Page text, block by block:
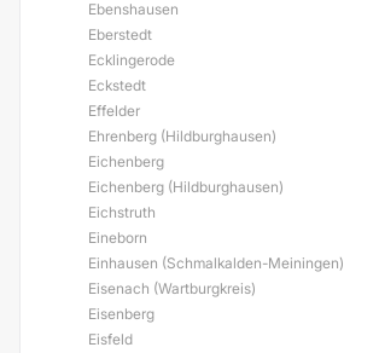
Ebenshausen
Eberstedt
Ecklingerode
Eckstedt
Effelder
Ehrenberg (Hildburghausen)
Eichenberg
Eichenberg (Hildburghausen)
Eichstruth
Eineborn
Einhausen (Schmalkalden-Meiningen)
Eisenach (Wartburgkreis)
Eisenberg
Eisfeld